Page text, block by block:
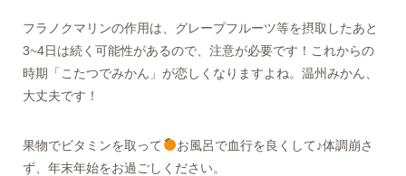
フラノクマリンの作用は、グレープフルーツ等を摂取したあと
3~4日は続く可能性があるので、注意が必要です！これからの
時期「こたつでみかん」が恋しくなりますよね。温州みかん、
大丈夫です！
果物でビタミンを取って
お風呂で血行を良くして♪体調崩さ
ず、年末年始をお過ごしください。